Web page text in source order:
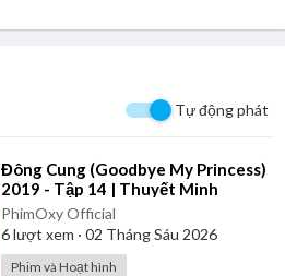
Tự động phát
⁣Đông Cung (Goodbye My Princess)
2019 - Tập 14 | Thuyết Minh
PhimOxy Official
6lượt xem · 02 Tháng Sáu 2026
Phim và Hoạt hình